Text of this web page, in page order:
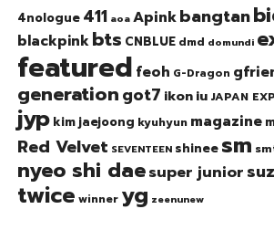
4nologue 411 aoa Apinkbangtan
blackpinkbts CNBLUE dmd domundi
featured feoh G-Dragon
generationgot7 ikoniu JAPAN
jyp kim jaejoong kyuhyun magazine
Red Velvet SEVENTEEN shinee sm
nyeo shi daesuper junior
twice winner yg zeenunew